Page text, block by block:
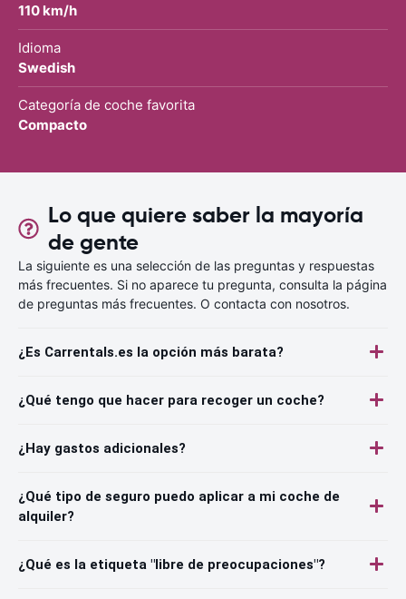
110 km/h
Idioma
Swedish
Categoría de coche favorita
Compacto
Lo que quiere saber la mayoría
de gente
La siguiente es una selección de las preguntas y respuestas
más frecuentes. Si no aparece tu pregunta, consulta la página
de preguntas más frecuentes. O contacta con nosotros.
¿Es Carrentals.es la opción más barata?
¿Qué tengo que hacer para recoger un coche?
¿Hay gastos adicionales?
¿Qué tipo de seguro puedo aplicar a mi coche de
alquiler?
¿Qué es la etiqueta "libre de preocupaciones"?